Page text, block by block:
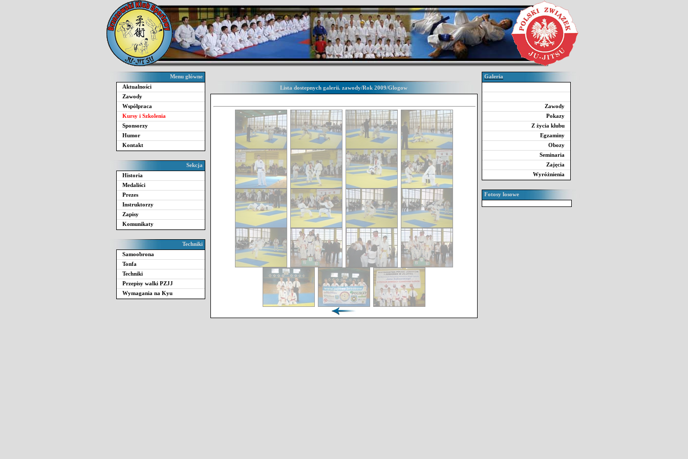
Menu główne
Aktualności
Zawody
Współpraca
Kursy i Szkolenia
Sponsorzy
Humor
Kontakt
Sekcja
Historia
Medaliści
Prezes
Instruktorzy
Zapisy
Komunikaty
Techniki
Samoobrona
Tonfa
Techniki
Przepisy walki PZJJ
Wymagania na Kyu
Lista dostepnych galerii. zawody/Rok 2009/Glogow
Galeria
Zawody
Pokazy
Z życia klubu
Egzaminy
Obozy
Seminaria
Zajęcia
Wyróżnienia
Fotosy losowe